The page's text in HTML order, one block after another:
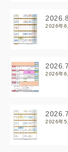
2026年6
2026年6
2026年5